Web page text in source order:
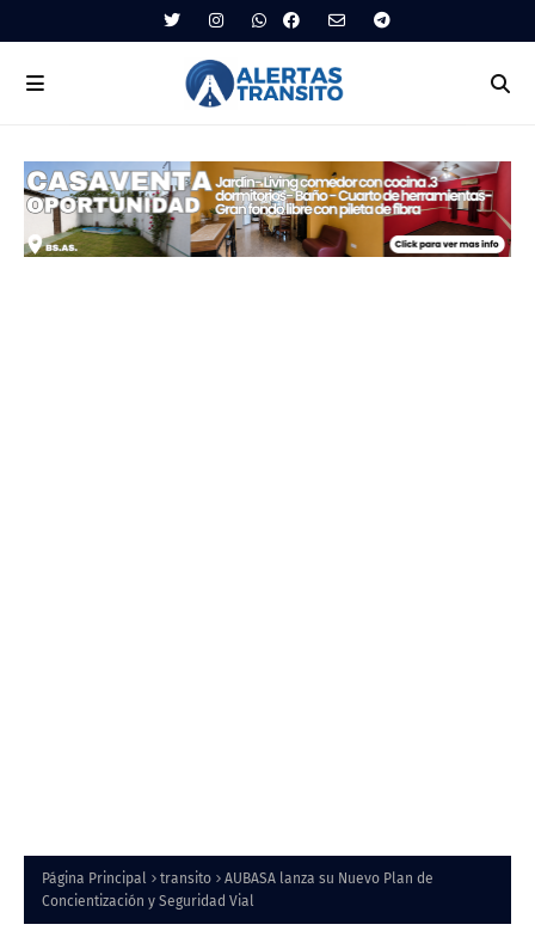
Página Principal transito
AUBASA lanza su Nuevo Plan de
Concientización y Seguridad Vial